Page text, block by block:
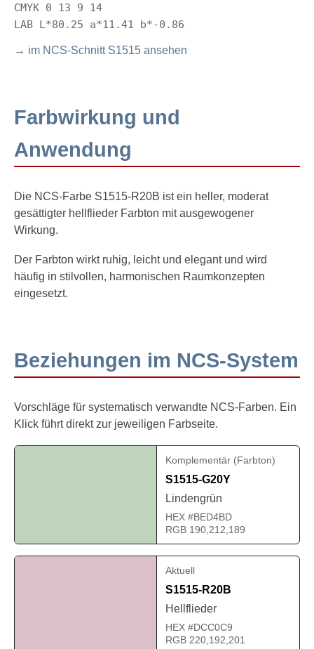
CMYK 0 13 9 14
LAB L*80.25 a*11.41 b*-0.86
→ im NCS-Schnitt S1515 ansehen
Farbwirkung und
Anwendung
Die NCS-Farbe S1515-R20B ist ein heller, moderat
gesättigter hellflieder Farbton mit ausgewogener
Wirkung.
Der Farbton wirkt ruhig, leicht und elegant und wird
häufig in stilvollen, harmonischen Raumkonzepten
eingesetzt.
Beziehungen im NCS-System
Vorschläge für systematisch verwandte NCS-Farben. Ein
Klick führt direkt zur jeweiligen Farbseite.
Komplementär (Farbton)
S1515-G20Y
Lindengrün
HEX #BED4BD
RGB 190,212,189
Aktuell
S1515-R20B
Hellflieder
HEX #DCC0C9
RGB 220,192,201